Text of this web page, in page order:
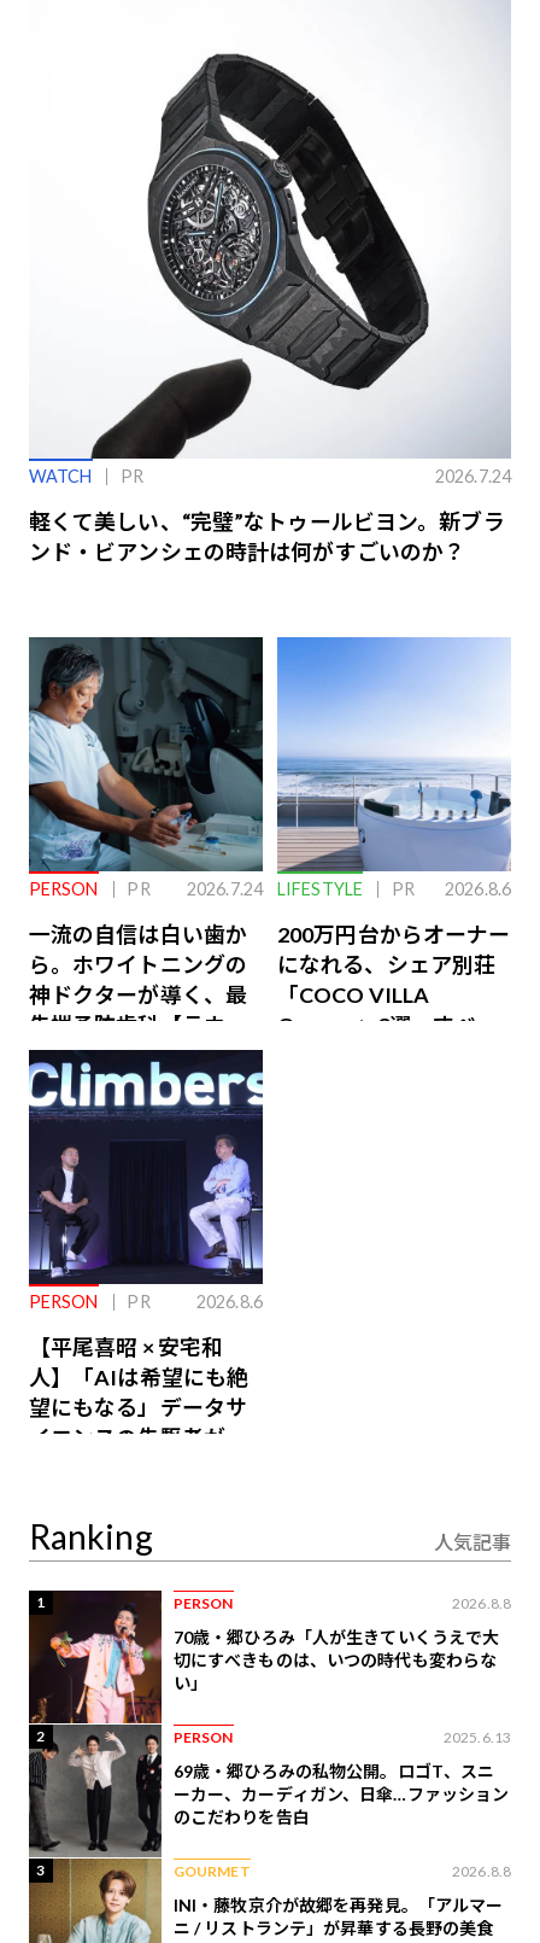
WATCH PR 2026.7.24
軽くて美しい、“完璧”なトゥールビヨン。新ブラ
ンド・ビアンシェの時計は何がすごいのか？
PERSON PR 2026.7.24
一流の自信は白い歯か
ら。ホワイトニングの
神ドクターが導く、最
先端予防歯科【ラウン
ジ会員特典あり】
LIFESTYLE PR 2026.8.6
200万円台からオーナー
になれる、シェア別荘
「COCO VILLA
Owners」3選。すべて
PERSON PR 2026.8.6
【平尾喜昭 × 安宅和
人】「AIは希望にも絶
望にもなる」データサ
イエンスの先駆者が語
Ranking 人気記事
1 PERSON 2026.8.8
70歳・郷ひろみ「人が生きていくうえで大
切にすべきものは、いつの時代も変わらな
い」
2 PERSON 2025.6.13
69歳・郷ひろみの私物公開。ロゴT、スニ
ーカー、カーディガン、日傘…ファッション
のこだわりを告白
3 GOURMET 2026.8.8
INI・藤牧京介が故郷を再発見。「アルマー
ニ / リストランテ」が昇華する長野の美食